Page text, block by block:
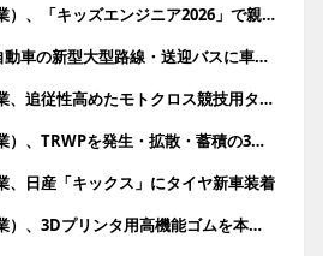
DUNLOP（住友ゴム工業）、「キッズエンジニア2026」で親子にタイヤの役割をクイズ形式で啓発
住友ゴム工業、いすゞ自動車の新型大型路線・送迎バスに車輪脱落予兆検知を展開
DUNLOPの住友ゴム工業、追従性高めたモトクロス競技用タイヤ発売
DUNLOP（住友ゴム工業）、TRWPを発生・拡散・蓄積の3段階で検証。空力回収や蓄積分析で環境負荷低減へ
、日産「キックス」にタイヤ新車装着
DUNLOP（住友ゴム工業）、3Dプリンタ用高機能ゴムを本格事業化。11月に国内法人向け発売へ